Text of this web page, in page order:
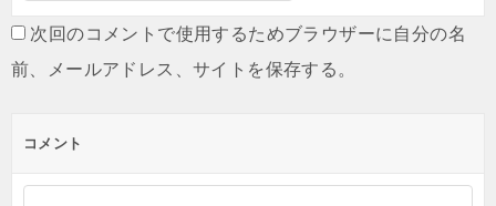
次回のコメントで使用するためブラウザーに自分の名
前、メールアドレス、サイトを保存する。
コメント